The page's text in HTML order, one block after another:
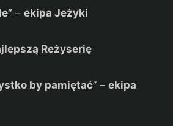
– ekipa Jeżyki
Reżyserię
by pamiętać” – ekipa